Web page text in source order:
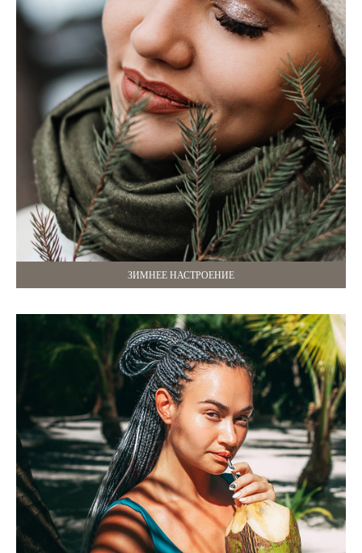
ЗИМНЕЕ НАСТРОЕНИЕ